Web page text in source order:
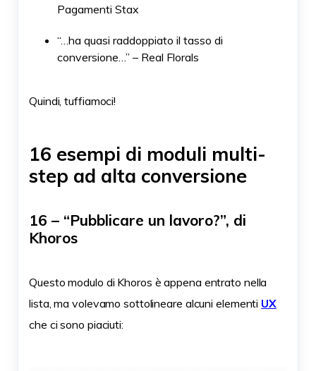
Pagamenti Stax
“…ha quasi raddoppiato il tasso di
conversione…” – Real Florals
Quindi, tuffiamoci!
16 esempi di moduli multi-
step ad alta conversione
16 – “Pubblicare un lavoro?”, di
Khoros
Questo modulo di Khoros è appena entrato nella
lista, ma volevamo sottolineare alcuni elementi UX
che ci sono piaciuti: